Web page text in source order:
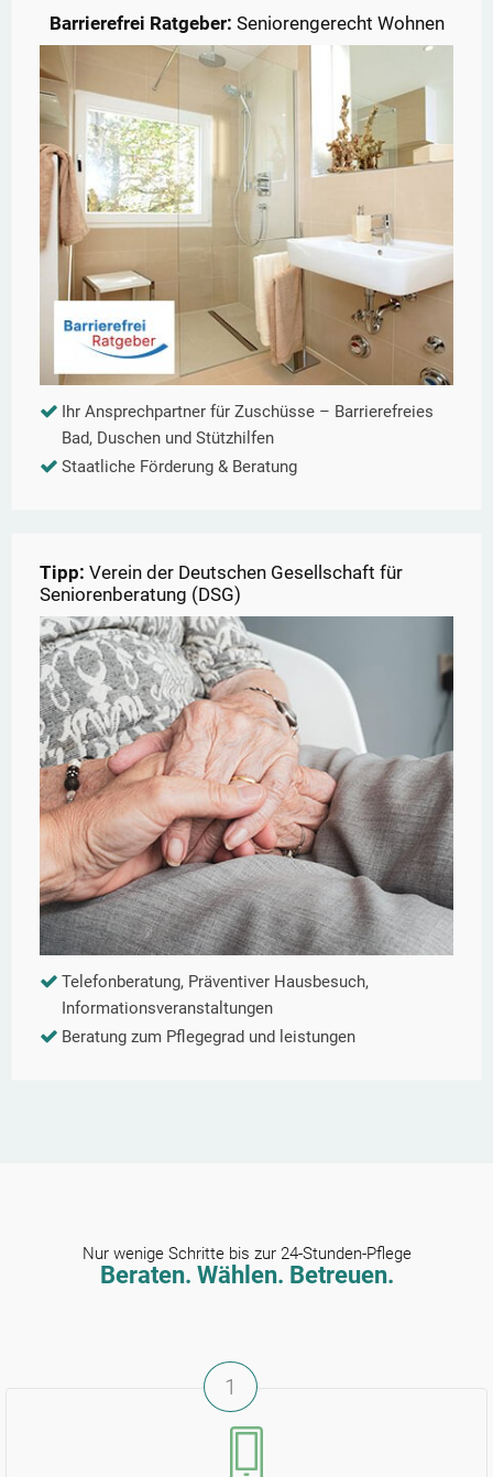
Barrierefrei Ratgeber: Seniorengerecht Wohnen
Ihr Ansprechpartner für Zuschüsse – Barrierefreies
Bad, Duschen und Stützhilfen
Staatliche Förderung & Beratung
Tipp: Verein der Deutschen Gesellschaft für
Seniorenberatung (DSG)
Telefonberatung, Präventiver Hausbesuch,
Informationsveranstaltungen
Beratung zum Pflegegrad und leistungen
Nur wenige Schritte bis zur 24-Stunden-Pflege
Beraten. Wählen. Betreuen.
1